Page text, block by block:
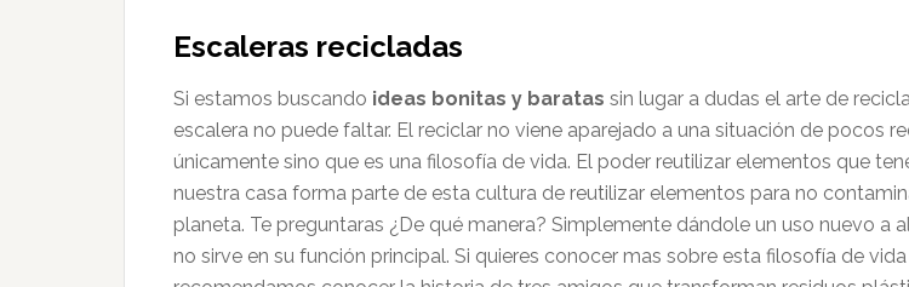
Escaleras recicladas
Si estamos buscando ideas bonitas y baratas sin lugar a dudas el arte de
escalera no puede faltar. El reciclar no viene aparejado a una situación de pocos
únicamente sino que es una filosofía de vida. El poder reutilizar elementos que
nuestra casa forma parte de esta cultura de reutilizar elementos para no
planeta. Te preguntaras ¿De qué manera? Simplemente dándole un uso nuevo a
no sirve en su función principal. Si quieres conocer mas sobre esta filosofía de